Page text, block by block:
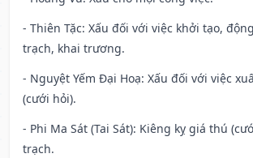
- Thiên Tặc: Xấu đối với việc khởi tạo,
trạch, khai trương.
- Nguyệt Yếm Đại Hoạ: Xấu đối với việc
(cưới hỏi).
- Phi Ma Sát (Tai Sát): Kiêng kỵ giá thú
trạch.